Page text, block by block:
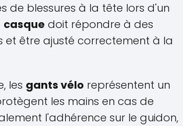
de blessures à la tête lors d'un
casque doit répondre à des
et être ajusté correctement à la
les gants vélo représentent un
les mains en cas de
l'adhérence sur le guidon,